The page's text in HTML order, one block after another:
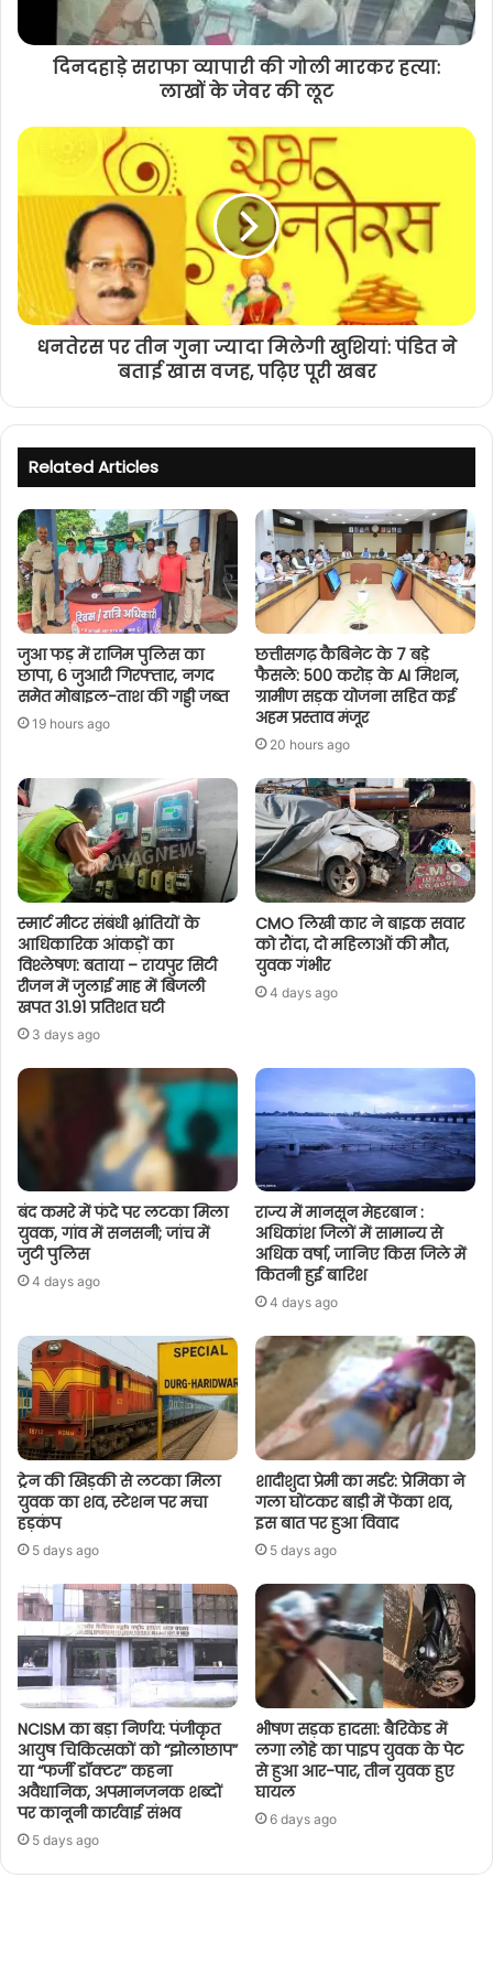
दिनदहाड़े सराफा व्यापारी की गोली मारकर हत्या:
लाखों के जेवर की लूट
धनतेरस पर तीन गुना ज्यादा मिलेगी खुशियां: पंडित ने
बताई खास वजह, पढ़िए पूरी खबर
Related Articles
जुआ फड़ में राजिम पुलिस का
छापा, 6 जुआरी गिरफ्तार, नगद
समेत मोबाइल-ताश की गड्डी जब्त
19 hours ago
छत्तीसगढ़ कैबिनेट के 7 बड़े
फैसले: 500 करोड़ के AI मिशन,
ग्रामीण सड़क योजना सहित कई
अहम प्रस्ताव मंजूर
20 hours ago
स्मार्ट मीटर संबंधी भ्रांतियों के
आधिकारिक आंकड़ों का
विश्लेषण: बताया – रायपुर सिटी
रीजन में जुलाई माह में बिजली
खपत 31.91 प्रतिशत घटी
3 days ago
CMO लिखी कार ने बाइक सवार
को रौंदा, दो महिलाओं की मौत,
युवक गंभीर
4 days ago
बंद कमरे में फंदे पर लटका मिला
युवक, गांव में सनसनी; जांच में
जुटी पुलिस
4 days ago
राज्य में मानसून मेहरबान :
अधिकांश जिलों में सामान्य से
अधिक वर्षा, जानिए किस जिले में
कितनी हुई बारिश
4 days ago
ट्रेन की खिड़की से लटका मिला
युवक का शव, स्टेशन पर मचा
हड़कंप
5 days ago
शादीशुदा प्रेमी का मर्डर: प्रेमिका ने
गला घोंटकर बाड़ी में फेंका शव,
इस बात पर हुआ विवाद
5 days ago
NCISM का बड़ा निर्णय: पंजीकृत
आयुष चिकित्सकों को “झोलाछाप”
या “फर्जी डॉक्टर” कहना
अवैधानिक, अपमानजनक शब्दों
पर कानूनी कार्रवाई संभव
5 days ago
भीषण सड़क हादसा: बैरिकेड में
लगा लोहे का पाइप युवक के पेट
से हुआ आर-पार, तीन युवक हुए
घायल
6 days ago